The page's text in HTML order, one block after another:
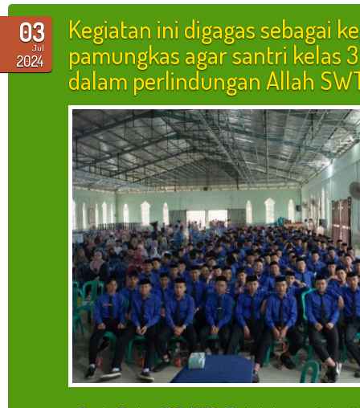
03
Jul
2024
Kegiatan ini digagas sebagai
pamungkas agar santri kelas
dalam perlindungan Allah